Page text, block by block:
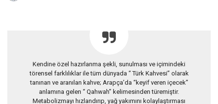
Kendine özel hazırlanma şekli, sunulması ve içimindeki
törensel farklılıklar ile tüm dünyada “ Türk Kahvesi” olarak
tanınan ve aranılan kahve; Arapça’da “keyif veren içecek”
anlamına gelen “ Qahwah” kelimesinden türemiştir.
Metabolizmayı hızlandırıp, yağ yakımını kolaylaştırması